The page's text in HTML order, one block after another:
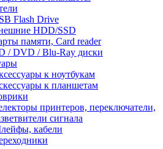
Flash Drive
HDD/SSD
памяти, Card reader
/ DVD / Blu-Ray диски
к ноутбукам
к планшетам
принтеров, переключатели,
сигнала
кабели